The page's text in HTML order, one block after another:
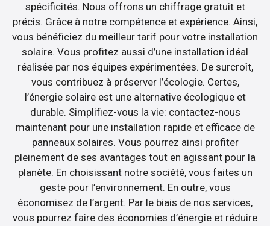
spécificités. Nous offrons un chiffrage gratuit et
précis. Grâce à notre compétence et expérience. Ainsi,
vous bénéficiez du meilleur tarif pour votre installation
solaire. Vous profitez aussi d’une installation idéal
réalisée par nos équipes expérimentées. De surcroît,
vous contribuez à préserver l’écologie. Certes,
l’énergie solaire est une alternative écologique et
durable. Simplifiez-vous la vie: contactez-nous
maintenant pour une installation rapide et efficace de
panneaux solaires. Vous pourrez ainsi profiter
pleinement de ses avantages tout en agissant pour la
planète. En choisissant notre société, vous faites un
geste pour l’environnement. En outre, vous
économisez de l’argent. Par le biais de nos services,
vous pourrez faire des économies d’énergie et réduire